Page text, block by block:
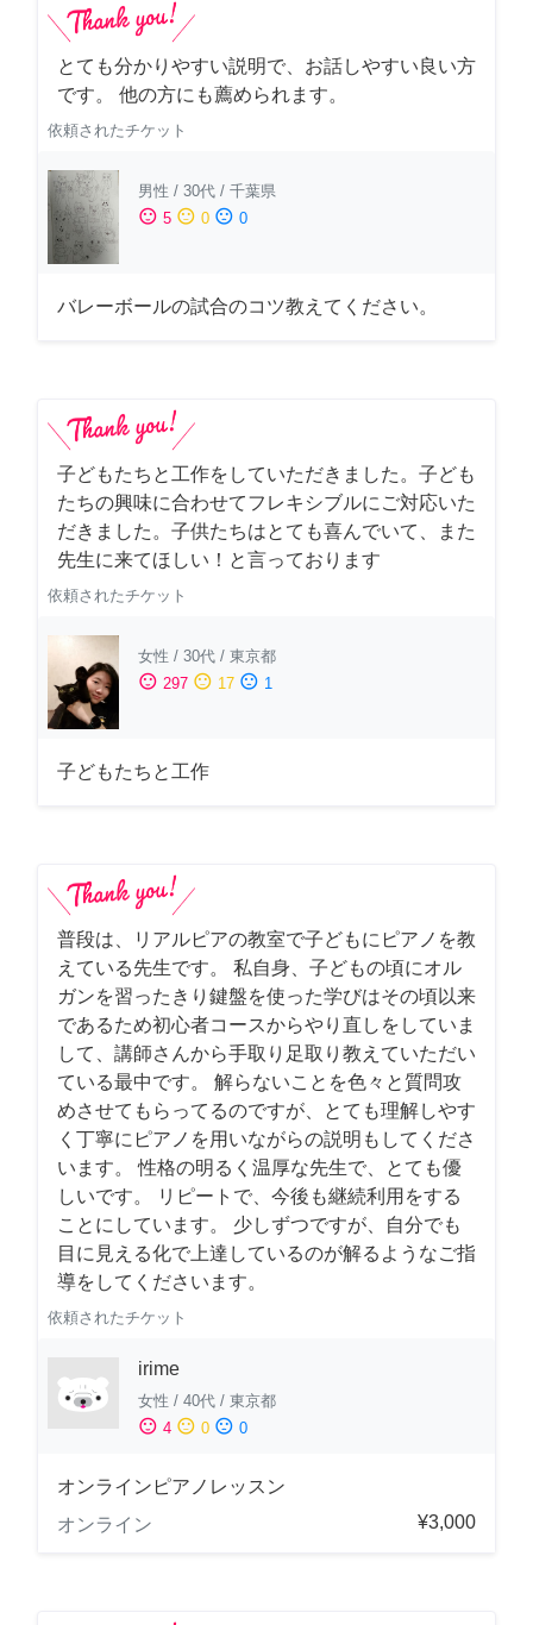
とても分かりやすい説明で、お話しやすい良い方
です。 他の方にも薦められます。
依頼されたチケット
男性 / 30代 / 千葉県
sentiment_satisfied 5 sentiment_neutral 0 sentiment_dissatisfied 0
バレーボールの試合のコツ教えてください。
子どもたちと工作をしていただきました。子ども
たちの興味に合わせてフレキシブルにご対応いた
だきました。子供たちはとても喜んでいて、また
先生に来てほしい！と言っております
依頼されたチケット
女性 / 30代 / 東京都
sentiment_satisfied 297 sentiment_neutral 17 sentiment_dissatisfied 1
子どもたちと工作
普段は、リアルピアの教室で子どもにピアノを教
えている先生です。 私自身、子どもの頃にオル
ガンを習ったきり鍵盤を使った学びはその頃以来
であるため初心者コースからやり直しをしていま
して、講師さんから手取り足取り教えていただい
ている最中です。 解らないことを色々と質問攻
めさせてもらってるのですが、とても理解しやす
く丁寧にピアノを用いながらの説明もしてくださ
います。 性格の明るく温厚な先生で、とても優
しいです。 リピートで、今後も継続利用をする
ことにしています。 少しずつですが、自分でも
目に見える化で上達しているのが解るようなご指
導をしてくださいます。
依頼されたチケット
irime
女性 / 40代 / 東京都
sentiment_satisfied 4 sentiment_neutral 0 sentiment_dissatisfied 0
オンラインピアノレッスン
オンライン
¥3,000